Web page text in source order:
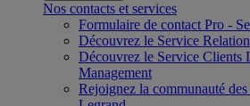
Nos contacts et services
Formulaire de contact Pro -
Découvrez le Service
Découvrez le Service Clients
Management
Rejoignez la communauté